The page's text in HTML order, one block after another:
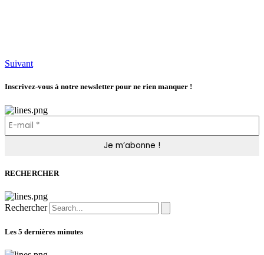
Suivant
Inscrivez-vous à notre newsletter pour ne rien manquer !
RECHERCHER
Rechercher
Les 5 dernières minutes